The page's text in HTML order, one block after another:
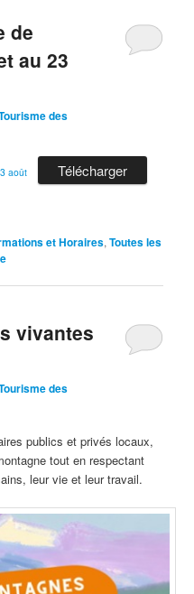
de
au 23
des
août Télécharger
et Horaires,Toutes les
vivantes
des
publics et privés locaux,
tout en respectant
leur vie et leur travail.